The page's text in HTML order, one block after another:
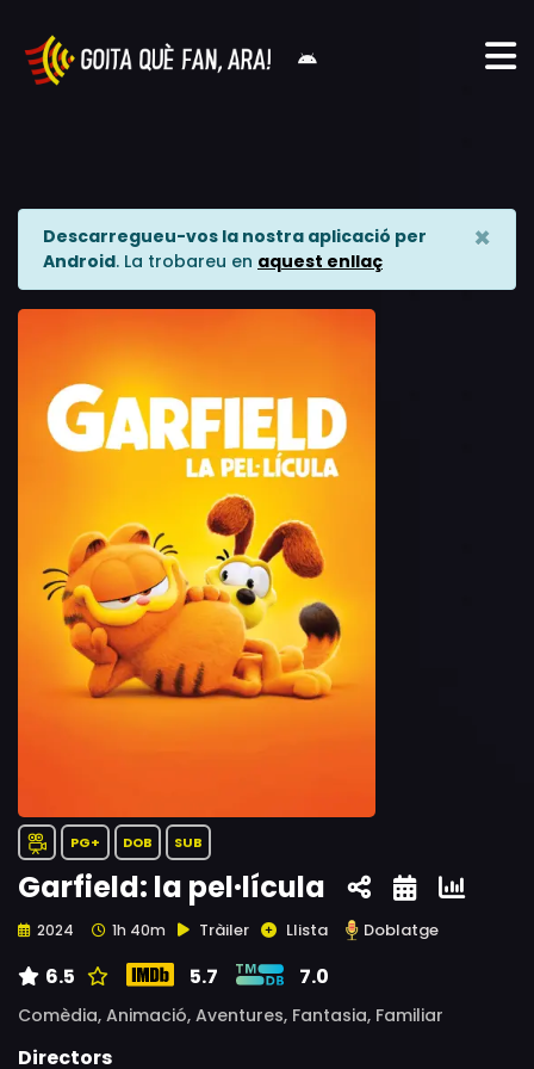
Descarregueu-vos la nostra aplicació per
Android. La trobareu en aquest enllaç
×
PG+ DOB SUB
Garfield: la pel·lícula
2024 1h 40m Tràiler Llista Doblatge
6.5 5.7 7.0
Comèdia, Animació, Aventures, Fantasia, Familiar
Directors